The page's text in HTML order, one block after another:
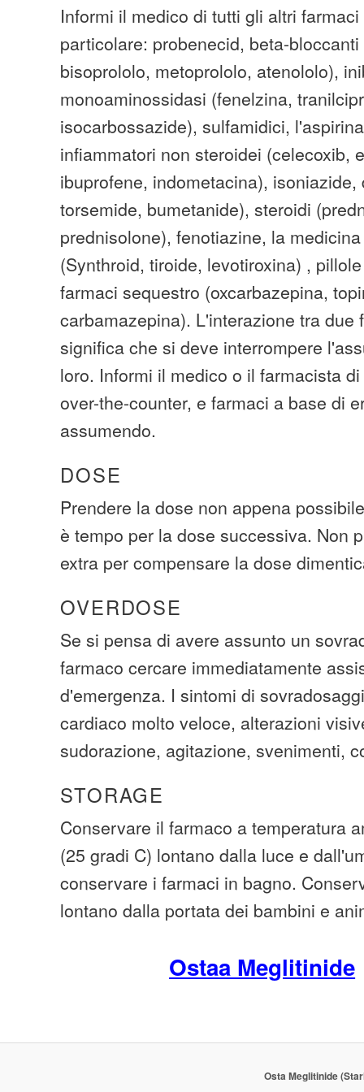
Informi il medico di tutti gli altri
particolare: probenecid, beta-
bisoprololo, metoprololo, atenololo),
monoaminossidasi (fenelzina,
isocarbossazide), sulfamidici,
infiammatori non steroidei (celecoxib,
ibuprofene, indometacina),
torsemide, bumetanide), steroidi
prednisolone), fenotiazine, la
(Synthroid, tiroide, levotiroxina) ,
farmaci sequestro (oxcarbazepina,
carbamazepina). L'interazione tra due
significa che si deve interrompere
loro. Informi il medico o il farmacista
over-the-counter, e farmaci a base di
assumendo.
DOSE
Prendere la dose non appena
è tempo per la dose successiva. Non
extra per compensare la dose
OVERDOSE
Se si pensa di avere assunto un
farmaco cercare immediatamente
d'emergenza. I sintomi di
cardiaco molto veloce, alterazioni
sudorazione, agitazione, svenimenti,
STORAGE
Conservare il farmaco a temperatura
(25 gradi C) lontano dalla luce e
conservare i farmaci in bagno.
lontano dalla portata dei bambini e
Ostaa Meglitinide
Osta Meglitinide